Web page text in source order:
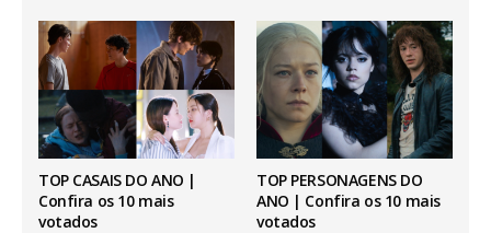
TOP CASAIS DO ANO |
Confira os 10 mais
votados
TOP PERSONAGENS DO
ANO | Confira os 10 mais
votados